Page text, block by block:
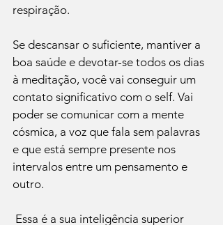
respiração.
Se descansar o suficiente, mantiver a
boa saúde e devotar-se todos os dias
à meditação, você vai conseguir um
contato significativo com o self. Vai
poder se comunicar com a mente
cósmica, a voz que fala sem palavras
e que está sempre presente nos
intervalos entre um pensamento e
outro.